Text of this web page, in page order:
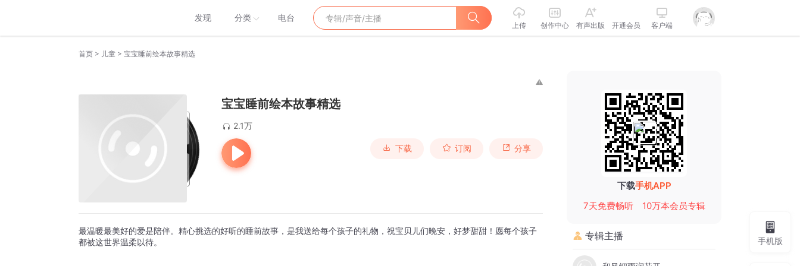
发现 分类 电台
上传 创作中心 有声出版 开通会员 客户端
首页 > 儿童 > 宝宝睡前绘本故事精选
宝宝睡前绘本故事精选
2.1万
下载 订阅 分享
最温暖最美好的爱是陪伴。精心挑选的好听的睡前故事，是我送给每个孩子的礼物，祝宝贝儿们晚安，好梦甜甜！愿每个孩子
都被这世界温柔以待。
下载手机APP
7天免费畅听
10万本会员专辑
专辑主播 手机版